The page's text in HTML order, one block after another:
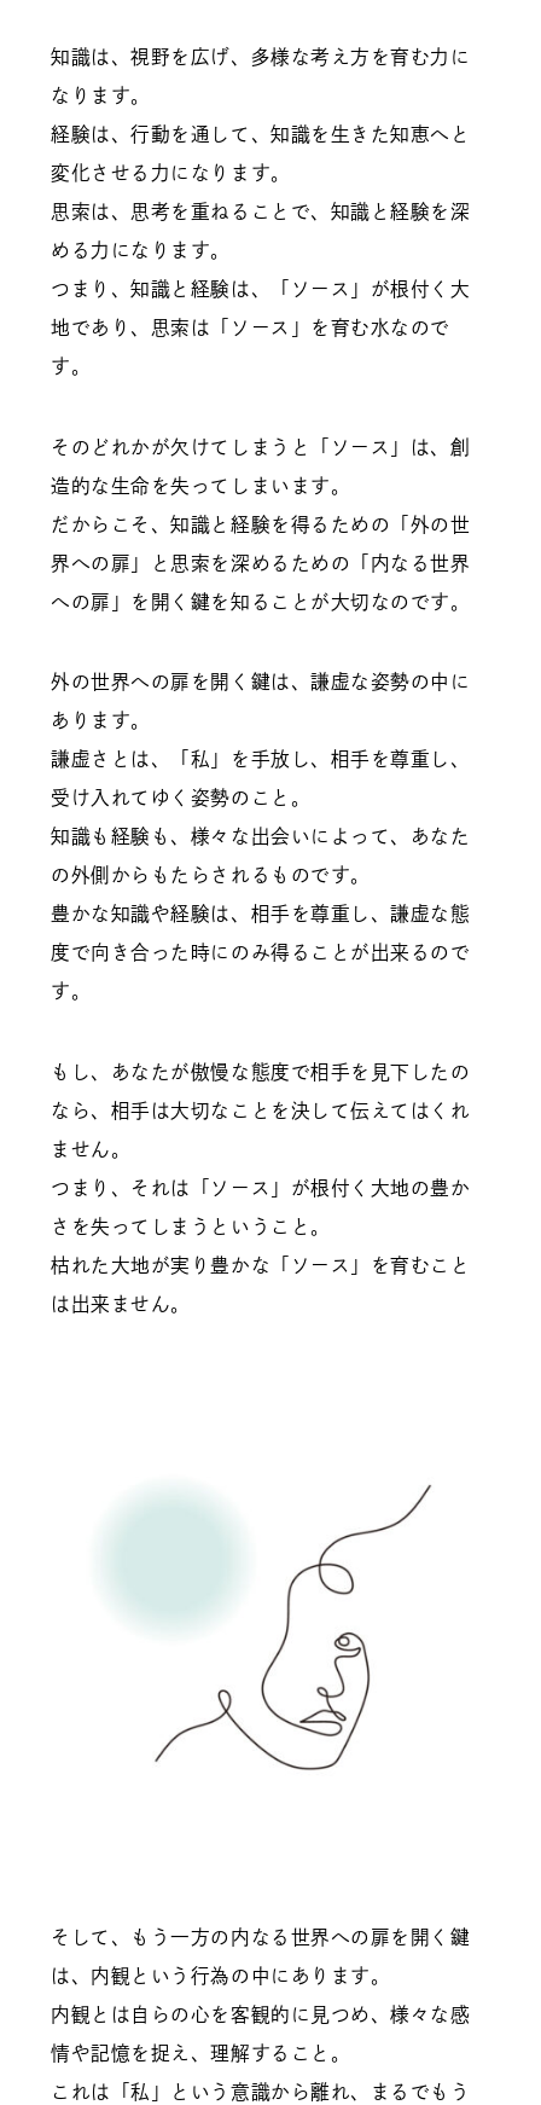
知識は、視野を広げ、多様な考え方を育む力に
なります。
経験は、行動を通して、知識を生きた知恵へと
変化させる力になります。
思索は、思考を重ねることで、知識と経験を深
める力になります。
つまり、知識と経験は、「ソース」が根付く大
地であり、思索は「ソース」を育む水なので
す。
そのどれかが欠けてしまうと「ソース」は、創
造的な生命を失ってしまいます。
だからこそ、知識と経験を得るための「外の世
界への扉」と思索を深めるための「内なる世界
への扉」を開く鍵を知ることが大切なのです。
外の世界への扉を開く鍵は、謙虚な姿勢の中に
あります。
謙虚さとは、「私」を手放し、相手を尊重し、
受け入れてゆく姿勢のこと。
知識も経験も、様々な出会いによって、あなた
の外側からもたらされるものです。
豊かな知識や経験は、相手を尊重し、謙虚な態
度で向き合った時にのみ得ることが出来るので
す。
もし、あなたが傲慢な態度で相手を見下したの
なら、相手は大切なことを決して伝えてはくれ
ません。
つまり、それは「ソース」が根付く大地の豊か
さを失ってしまうということ。
枯れた大地が実り豊かな「ソース」を育むこと
は出来ません。
そして、もう一方の内なる世界への扉を開く鍵
は、内観という行為の中にあります。
内観とは自らの心を客観的に見つめ、様々な感
情や記憶を捉え、理解すること。
これは「私」という意識から離れ、まるでもう